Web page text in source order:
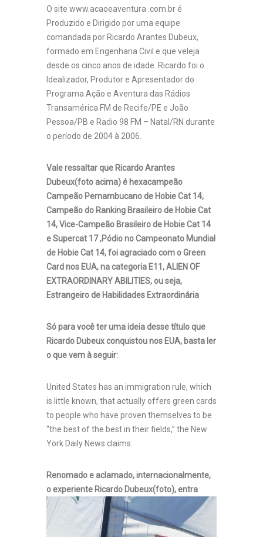
O site www.acaoeaventura .com.br é
Produzido e Dirigido por uma equipe
comandada por Ricardo Arantes Dubeux,
formado em Engenharia Civil e que veleja
desde os cinco anos de idade. Ricardo foi o
Idealizador, Produtor e Apresentador do
Programa Ação e Aventura das Rádios
Transamérica FM de Recife/PE e João
Pessoa/PB e Radio 98 FM – Natal/RN durante
o período de 2004 à 2006.
Vale ressaltar que Ricardo Arantes
Dubeux(foto acima) é hexacampeão
Campeão Pernambucano de Hobie Cat 14,
Campeão do Ranking Brasileiro de Hobie Cat
14, Vice-Campeão Brasileiro de Hobie Cat 14
e Supercat 17 ,Pódio no Campeonato Mundial
de Hobie Cat 14, foi agraciado com o Green
Card nos EUA, na categoria E11, ALIEN OF
EXTRAORDINARY ABILITIES, ou seja,
Estrangeiro de Habilidades Extraordinária
Só para você ter uma ideia desse título que
Ricardo Dubeux conquistou nos EUA, basta ler
o que vem à seguir:
United States has an immigration rule, which
is little known, that actually offers green cards
to people who have proven themselves to be
“the best of the best in their fields,” the New
York Daily News claims.
Renomado e aclamado, internacionalmente,
o experiente Ricardo Dubeux(foto), entra